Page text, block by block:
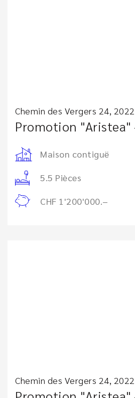
Chemin des Vergers 24,
Promotion "Aristea"
Maison contiguë
5.5 Pièces
CHF 1'200'000.–
Chemin des Vergers 24,